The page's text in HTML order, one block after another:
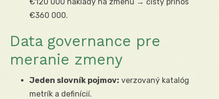
€360 000.
Data governance pre
meranie zmeny
Jeden slovník pojmov: verzovaný katalóg
metrík a definícií.